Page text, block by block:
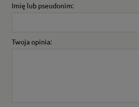
Imię lub pseudonim:
Twoja opinia: